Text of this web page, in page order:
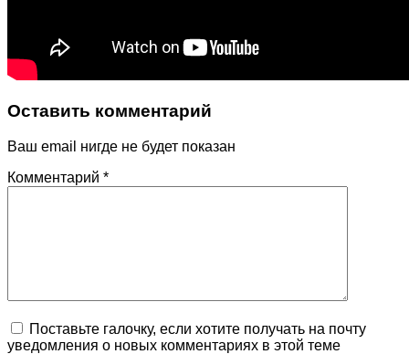
Оставить комментарий
Ваш email нигде не будет показан
Комментарий *
Поставьте галочку, если хотите получать на почту
уведомления о новых комментариях в этой теме